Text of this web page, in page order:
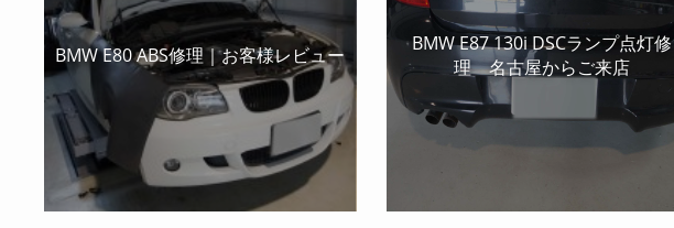
BMW E80 ABS修理｜お客様レビュー
BMW E87 130i DSCランプ点灯修
理 名古屋からご来店